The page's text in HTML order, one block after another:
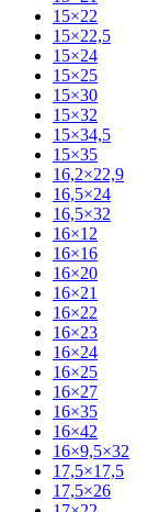
15×22
15×22,5
15×24
15×25
15×30
15×32
15×34,5
15×35
16,2×22,9
16,5×24
16,5×32
16×12
16×16
16×20
16×21
16×22
16×23
16×24
16×25
16×27
16×35
16×42
16×9,5×32
17,5×17,5
17,5×26